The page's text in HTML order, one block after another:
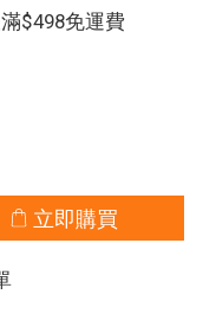
$498免運費
立即購買